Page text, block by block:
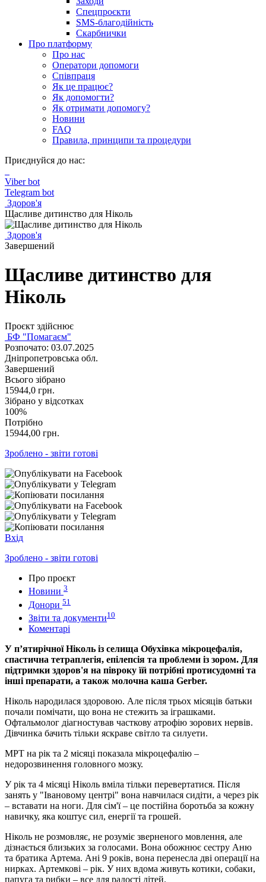
Спецпроєкти
SMS-благодійність
Скарбнички
Про платформу
Про нас
Оператори допомоги
Співпраця
Як це працює?
Як допомогти?
Як отримати допомогу?
Новини
FAQ
Правила, принципи та процедури
Приєднуйся до нас:
Viber bot
Telegram bot
Здоров'я
Щасливе дитинство для Ніколь
Здоров'я
Завершений
Щасливе дитинство для
Ніколь
Проєкт здійснює
БФ "Помагаєм"
Розпочато: 03.07.2025
Дніпропетровська обл.
Завершений
Всього зібрано
15944,0 грн.
Зібрано у відсотках
100%
Потрібно
15944,00 грн.
Зроблено - звіти готові
Вхід
Зроблено - звіти готові
Про проєкт
Новини 3
Донори 51
Звіти та документи10
Коментарі
У пʼятирічної Ніколь із селища Обухівка мікроцефалія,
спастична тетраплегія, епілепсія та проблеми із зором. Для
підтримки здоров'я на півроку їй потрібні протисудомні та
інші препарати, а також молочна каша Gerber.
Ніколь народилася здоровою. Але після трьох місяців батьки
почали помічати, що вона не стежить за іграшками.
Офтальмолог діагностував часткову атрофію зорових нервів.
Дівчинка бачить тільки яскраве світло та силуети.
МРТ на рік та 2 місяці показала мікроцефалію –
недорозвинення головного мозку.
У рік та 4 місяці Ніколь вміла тільки перевертатися. Після
занять у "Івановому центрі" вона навчилася сидіти, а через рік
– вставати на ноги. Для сім'ї – це постійна боротьба за кожну
навичку, яка коштує сил, енергії та грошей.
Ніколь не розмовляє, не розуміє зверненого мовлення, але
дізнається близьких за голосами. Вона обожнює сестру Аню
та братика Артема. Ані 9 років, вона перенесла дві операції на
нирках. Артемкові – рік. У них вдома живуть котики, собаки,
папуга та рибки – все для радості дітей.